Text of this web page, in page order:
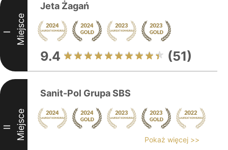
I Miejsce
Jeta Żagań
9.4 (51)
II Miejsce
Sanit-Pol Grupa SBS
Pokaż więcej >>